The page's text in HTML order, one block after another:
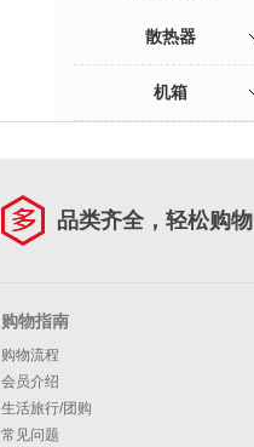
散热器
机箱
品类齐全，轻松购物
购物指南
购物流程
会员介绍
生活旅行/团购
常见问题